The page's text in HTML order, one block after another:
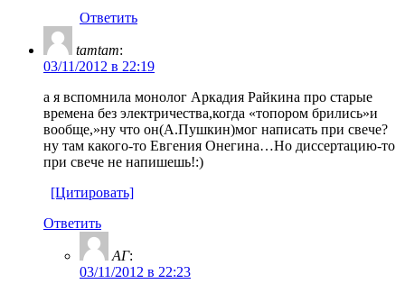
Ответить
tamtam:
03/11/2012 в 22:19
а я вспомнила монолог Аркадия Райкина про старые
времена без электричества,когда «топором брились»и
вообще,»ну что он(А.Пушкин)мог написать при свече?
ну там какого-то Евгения Онегина…Но диссертацию-то
при свече не напишешь!:)
[Цитировать]
Ответить
АГ:
03/11/2012 в 22:23